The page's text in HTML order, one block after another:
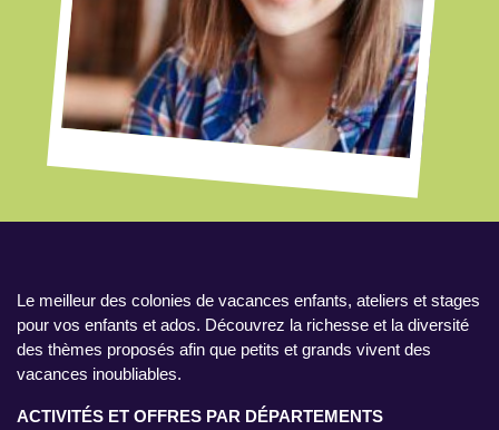
Le meilleur des colonies de vacances enfants, ateliers et stages
pour vos enfants et ados. Découvrez la richesse et la diversité
des thèmes proposés afin que petits et grands vivent des
vacances inoubliables.
ACTIVITÉS ET OFFRES PAR DÉPARTEMENTS